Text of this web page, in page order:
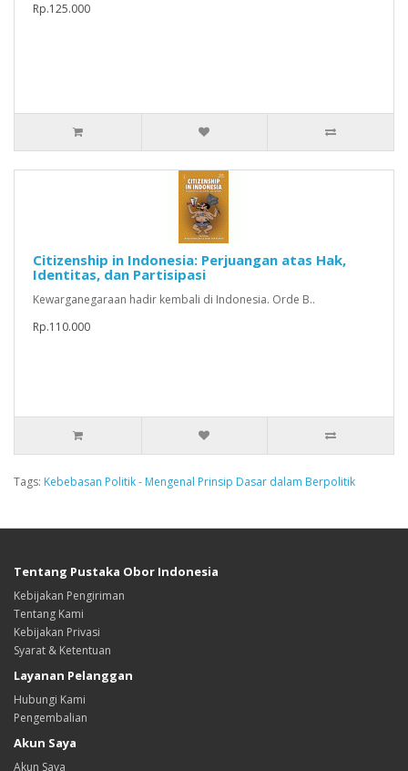
Rp.125.000
Citizenship in Indonesia: Perjuangan atas Hak,
Identitas, dan Partisipasi
Kewarganegaraan hadir kembali di Indonesia. Orde B..
Rp.110.000
Tags: Kebebasan Politik - Mengenal Prinsip Dasar dalam Berpolitik
Tentang Pustaka Obor Indonesia
Kebijakan Pengiriman
Tentang Kami
Kebijakan Privasi
Syarat & Ketentuan
Layanan Pelanggan
Hubungi Kami
Pengembalian
Akun Saya
Akun Saya